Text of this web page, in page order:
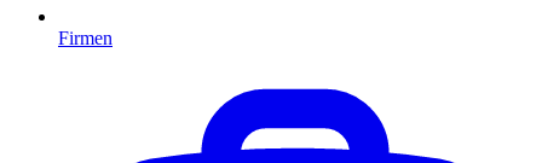
Firmen